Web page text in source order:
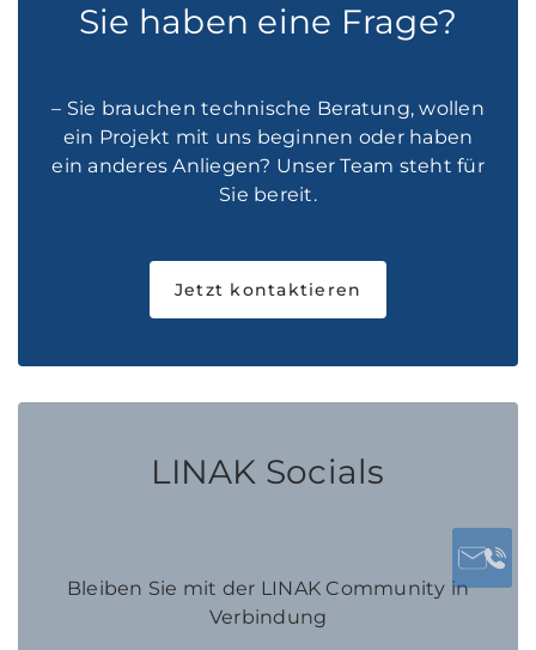
Sie haben eine Frage?
– Sie brauchen technische Beratung, wollen
ein Projekt mit uns beginnen oder haben
ein anderes Anliegen? Unser Team steht für
Sie bereit.
Jetzt kontaktieren
LINAK Socials
Bleiben Sie mit der LINAK Community in
Verbindung